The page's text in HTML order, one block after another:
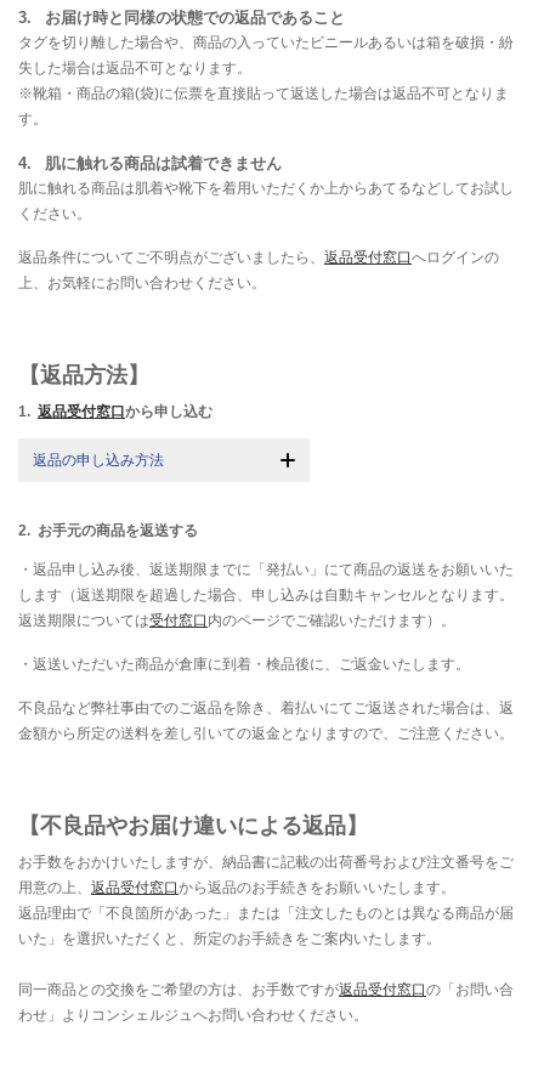
お届け時と同様の状態での返品であること
タグを切り離した場合や、商品の入っていたビニールあるいは箱を破損・紛
失した場合は返品不可となります。
※靴箱・商品の箱(袋)に伝票を直接貼って返送した場合は返品不可となりま
す。
肌に触れる商品は試着できません
肌に触れる商品は肌着や靴下を着用いただくか上からあてるなどしてお試し
ください。
返品条件についてご不明点がございましたら、 返品受付窓口へログインの
上、お気軽にお問い合わせください。
【返品方法】
1. 返品受付窓口 から申し込む
返品の申し込み方法
2. お手元の商品を返送する
・返品申し込み後、返送期限までに「発払い」にて商品の返送をお願いいた
します（返送期限を超過した場合、申し込みは自動キャンセルとなります。
返送期限については受付窓口 内のページでご確認いただけます）。
・返送いただいた商品が倉庫に到着・検品後に、ご返金いたします。
不良品など弊社事由でのご返品を除き、着払いにてご返送された場合は、返
金額から所定の送料を差し引いての返金となりますので、ご注意ください。
【不良品やお届け違いによる返品】
お手数をおかけいたしますが、納品書に記載の出荷番号および注文番号をご
用意の上、 返品受付窓口から返品のお手続きをお願いいたします。
返品理由で「不良箇所があった」または「注文したものとは異なる商品が届
いた」を選択いただくと、所定のお手続きをご案内いたします。
同一商品との交換をご希望の方は、お手数ですが返品受付窓口の「お問い合
わせ」よりコンシェルジュへお問い合わせください。